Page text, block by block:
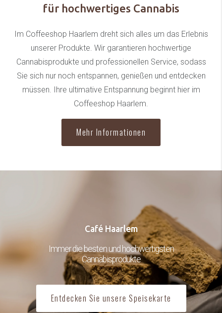
für hochwertiges Cannabis
Im Coffeeshop Haarlem dreht sich alles um das Erlebnis
unserer Produkte. Wir garantieren hochwertige
Cannabisprodukte und professionellen Service, sodass
Sie sich nur noch entspannen, genießen und entdecken
müssen. Ihre ultimative Entspannung beginnt hier im
Coffeeshop Haarlem.
Mehr Informationen
Café Haarlem
Immer die besten und hochwertigsten
Cannabisprodukte
Entdecken Sie unsere Speisekarte